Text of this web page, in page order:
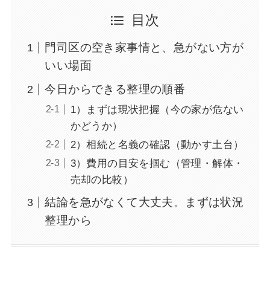
目次
門司区の空き家事情と、急がない方が
いい場面
今日からできる整理の順番
1）まずは現状把握（今の家が危ない
かどうか）
2）相続と名義の確認（動かす土台）
3）費用の目安を掴む（管理・解体・
売却の比較）
結論を急がなくて大丈夫。まずは状況
整理から